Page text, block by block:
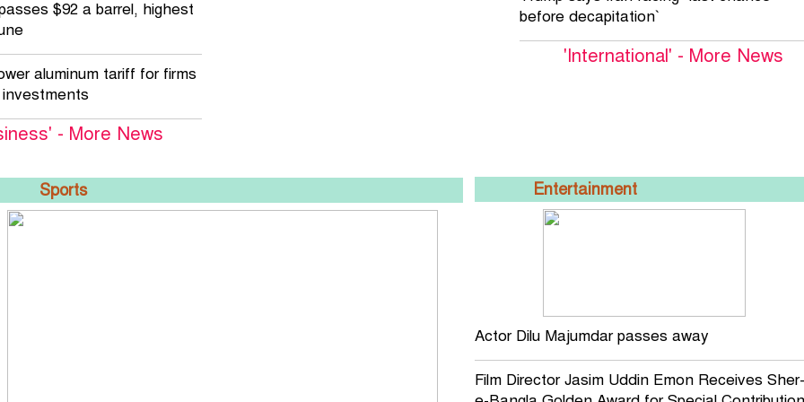
$92 a barrel, highest
aluminum tariff for firms
- More News
before decapitation`
'International' - More News
Sports Entertainment
Actor Dilu Majumdar passes away
Film Director Jasim Uddin Emon Receives Sher-